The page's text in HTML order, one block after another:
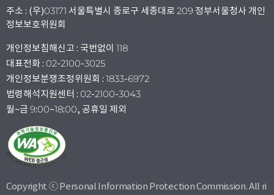
주소 : (우)03171 서울특별시 종로구 세종대로 209 정부서울청사 개인
정보보호위원회
개인정보침해신고 : 국번없이 118
대표전화 : 02-2100-3025
개인정보분쟁조정위원회 : 1833-6972
법령해석지원센터 : 02-2100-3043
월~금 9:00~18:00, 공휴일 제외
Copyright ⓒ Personal Information Protection Commission. All ri